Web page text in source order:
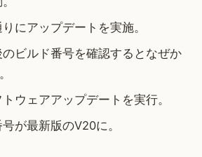
にアップデートを実施。
ビルド番号を確認するとなぜか
ウェアアップデートを実行。
が最新版のV20に。